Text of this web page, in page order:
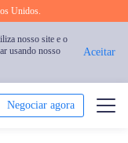
Unidos.
nosso site e o
usando nosso
Aceitar
Negociar agora